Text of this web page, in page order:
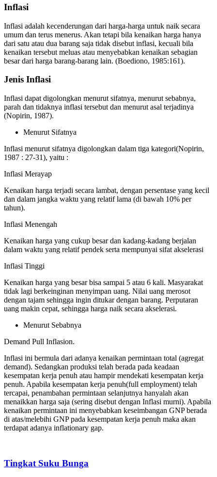
Inflasi
Inflasi adalah kecenderungan dari harga-harga untuk naik secara
umum dan terus menerus. Akan tetapi bila kenaikan harga hanya
dari satu atau dua barang saja tidak disebut inflasi, kecuali bila
kenaikan tersebut meluas atau menyebabkan kenaikan sebagian
besar dari harga barang-barang lain. (Boediono, 1985:161).
Jenis Inflasi
Inflasi dapat digolongkan menurut sifatnya, menurut sebabnya,
parah dan tidaknya inflasi tersebut dan menurut asal terjadinya
(Nopirin, 1987).
Menurut Sifatnya
Inflasi menurut sifatnya digolongkan dalam tiga kategori(Nopirin,
1987 : 27-31), yaitu :
Inflasi Merayap
Kenaikan harga terjadi secara lambat, dengan persentase yang kecil
dan dalam jangka waktu yang relatif lama (di bawah 10% per
tahun).
Inflasi Menengah
Kenaikan harga yang cukup besar dan kadang-kadang berjalan
dalam waktu yang relatif pendek serta mempunyai sifat akselerasi
Inflasi Tinggi
Kenaikan harga yang besar bisa sampai 5 atau 6 kali. Masyarakat
tidak lagi berkeinginan menyimpan uang. Nilai uang merosot
dengan tajam sehingga ingin ditukar dengan barang. Perputaran
uang makin cepat, sehingga harga naik secara akselerasi.
Menurut Sebabnya
Demand Pull Inflasion.
Inflasi ini bermula dari adanya kenaikan permintaan total (agregat
demand). Sedangkan produksi telah berada pada keadaan
kesempatan kerja penuh atau hampir mendekati kesempatan kerja
penuh. Apabila kesempatan kerja penuh(full employment) telah
tercapai, penambahan permintaan selanjutnya hanyalah akan
menaikkan harga saja (sering disebut dengan Inflasi murni). Apabila
kenaikan permintaan ini menyebabkan keseimbangan GNP berada
di atas/melebihi GNP pada kesempatan kerja penuh maka akan
terdapat adanya inflationary gap.
Tingkat Suku Bunga